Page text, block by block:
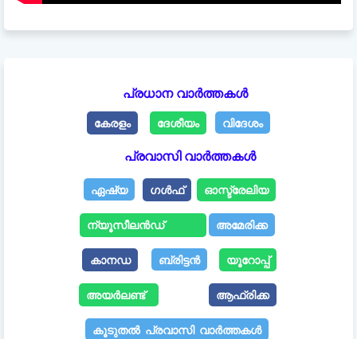
പ്രധാന വാർത്തകൾ
കേരളം ദേശീയം വിദേശം
പ്രവാസി വാർത്തകൾ
ഏഷ്യ ഗൾഫ് ഓസ്ട്രേലിയ
ന്യൂസീലൻഡ് അമേരിക്ക
കാനഡ ബ്രിട്ടൻ യൂറോപ്പ്
അയർലണ്ട് ആഫ്രിക്ക
കൂടുതൽ പ്രവാസി വാർത്തകൾ